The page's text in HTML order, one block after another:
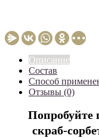
Описание
Состав
Способ
Отзывы (0)
скраб-